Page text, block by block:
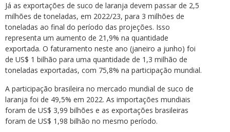
Já as exportações de suco de laranja devem passar de 2,5
milhões de toneladas, em 2022/23, para 3 milhões de
toneladas ao final do período das projeções. Isso
representa um aumento de 21,9% na quantidade
exportada. O faturamento neste ano (janeiro a junho) foi
de US$ 1 bilhão para uma quantidade de 1,3 milhão de
toneladas exportadas, com 75,8% na participação mundial.
A participação brasileira no mercado mundial de suco de
laranja foi de 49,5% em 2022. As importações mundiais
foram de US$ 3,99 bilhões e as exportações brasileiras
foram de US$ 1,98 bilhão no mesmo período.